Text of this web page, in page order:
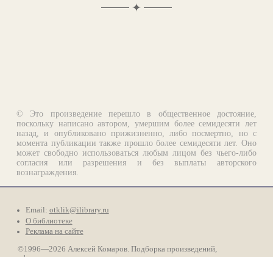
✦
© Это произведение перешло в общественное достояние,
поскольку написано автором, умершим более семидесяти лет
назад, и опубликовано прижизненно, либо посмертно, но с
момента публикации также прошло более семидесяти лет. Оно
может свободно использоваться любым лицом без чьего-либо
согласия или разрешения и без выплаты авторского
вознаграждения.
Email: otklik@ilibrary.ru
О библиотеке
Реклама на сайте
©1996—2026 Алексей Комаров. Подборка произведений,